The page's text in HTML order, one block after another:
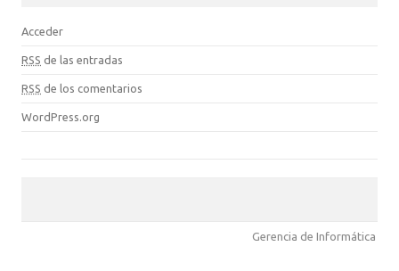
Acceder
RSS de las entradas
RSS de los comentarios
WordPress.org
Gerencia de Informática